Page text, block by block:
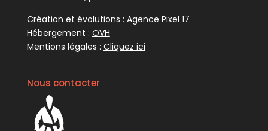
Création et évolutions : Agence Pixel 17
Hébergement : OVH
Mentions légales : Cliquez ici
Nous contacter